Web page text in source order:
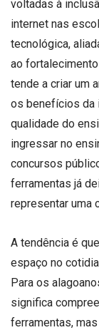
voltadas à
internet nas
tecnológica,
ao
tende a criar um
os benefícios da
qualidade do
ingressar no
concursos
ferramentas já
representar uma
A tendência é
espaço no
Para os
significa
ferramentas,